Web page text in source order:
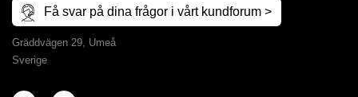
Få svar på dina frågor i vårt kundforum >
Gräddvägen 29, Umeå
Sverige